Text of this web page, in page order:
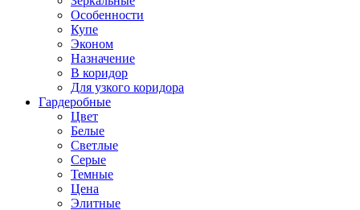
Особенности
Купе
Эконом
Назначение
В коридор
Для узкого коридора
Гардеробные
Цвет
Белые
Светлые
Серые
Темные
Цена
Элитные